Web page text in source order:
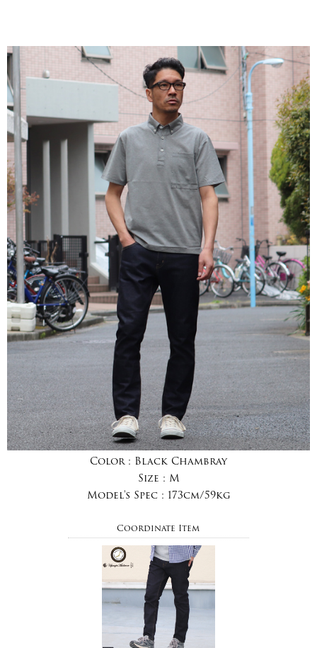
Color : Black Chambray
Size : M
Model's Spec : 173cm/59kg
Coordinate Item